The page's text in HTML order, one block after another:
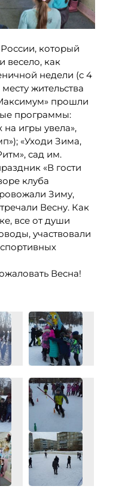
который
весело, как
недели (с 4
жительства
прошли
программы:
на игры увела»,
«Уходи Зима,
сад им.
«В гости
клуба
Зиму,
Весну. Как
все от души
участвовали
Весна!